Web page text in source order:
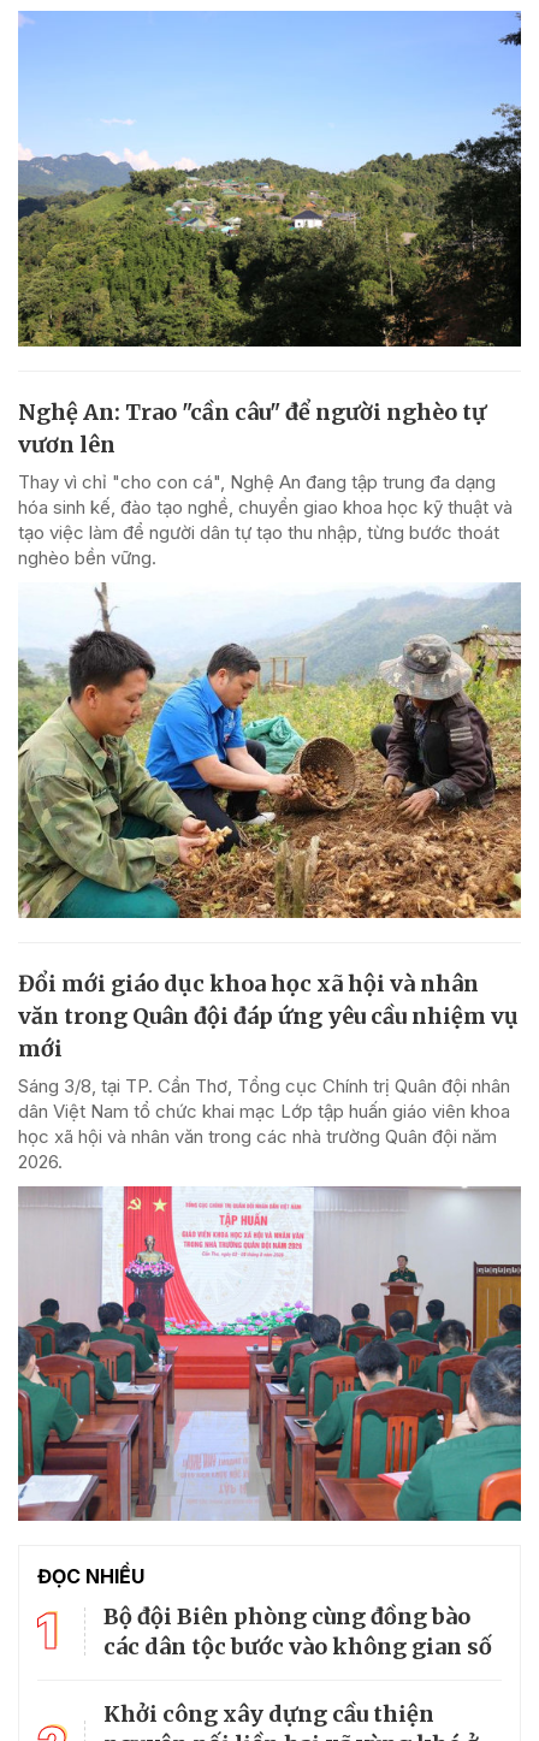
Nghệ An: Trao "cần câu" để người nghèo tự
vươn lên
Thay vì chỉ "cho con cá", Nghệ An đang tập trung đa dạng
hóa sinh kế, đào tạo nghề, chuyển giao khoa học kỹ thuật và
tạo việc làm để người dân tự tạo thu nhập, từng bước thoát
nghèo bền vững.
Đổi mới giáo dục khoa học xã hội và nhân
văn trong Quân đội đáp ứng yêu cầu nhiệm vụ
mới
Sáng 3/8, tại TP. Cần Thơ, Tổng cục Chính trị Quân đội nhân
dân Việt Nam tổ chức khai mạc Lớp tập huấn giáo viên khoa
học xã hội và nhân văn trong các nhà trường Quân đội năm
2026.
ĐỌC NHIỀU
1
Bộ đội Biên phòng cùng đồng bào
các dân tộc bước vào không gian số
Khởi công xây dựng cầu thiện